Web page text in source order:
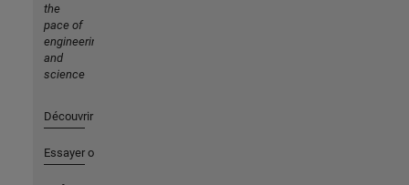
the
pace of
engineering
and
science
Découvrir les produits
Essayer ou acheter